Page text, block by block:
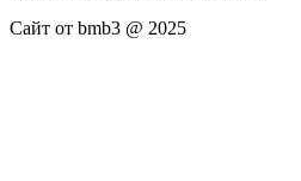
Сайт от bmb3 @ 2025